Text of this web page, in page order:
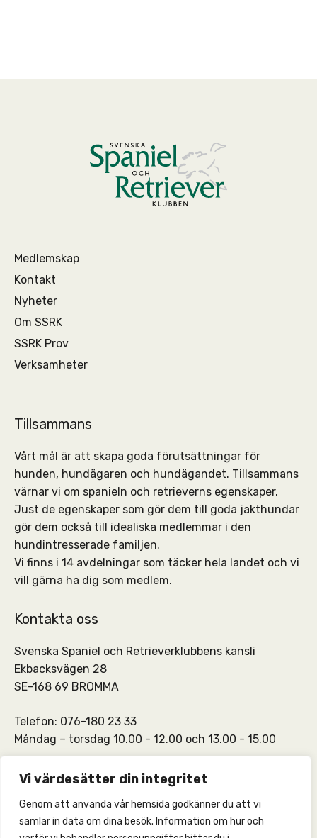
Vi värdesätter din integritet
Genom att använda vår hemsida godkänner du att vi
samlar in data om dina besök. Information om hur och
Medlemskap
Kontakt
Nyheter
Om SSRK
SSRK Prov
Verksamheter
Tillsammans
Vårt mål är att skapa goda förutsättningar för
hunden, hundägaren och hundägandet. Tillsammans
värnar vi om spanieln och retrieverns egenskaper.
Just de egenskaper som gör dem till goda jakthundar
gör dem också till idealiska medlemmar i den
hundintresserade familjen.
Vi finns i 14 avdelningar som täcker hela landet och vi
vill gärna ha dig som medlem.
Kontakta oss
Svenska Spaniel och Retrieverklubbens kansli
Ekbacksvägen 28
SE-168 69 BROMMA
Telefon: 076-180 23 33
Måndag – torsdag 10.00 - 12.00 och 13.00 - 15.00
SSRKs kansli och medlemskontakt: info@ssrk.se
SSRKs webmaster:webmaster@ssrk.se